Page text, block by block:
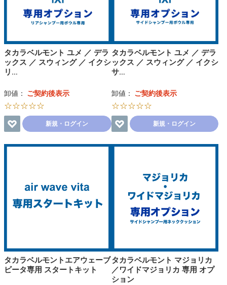
タカラベルモント ユメ ／ デラ
ックス ／ スウィング ／ イクシ
リ…
卸値： ご契約後表示
☆☆☆☆☆
新規・ログイン
タカラベルモント ユメ ／ デラ
ックス ／ スウィング ／ イクシ
サ…
卸値： ご契約後表示
☆☆☆☆☆
新規・ログイン
タカラベルモントエアウェーブ
ビータ専用 スタートキット
タカラベルモント マジョリカ
／ワイドマジョリカ 専用 オプ
ション